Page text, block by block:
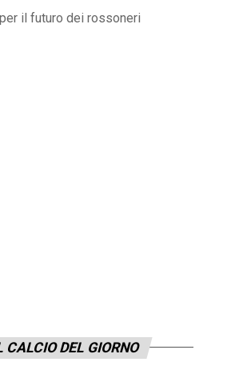
il futuro dei rossoneri
CALCIO DEL GIORNO